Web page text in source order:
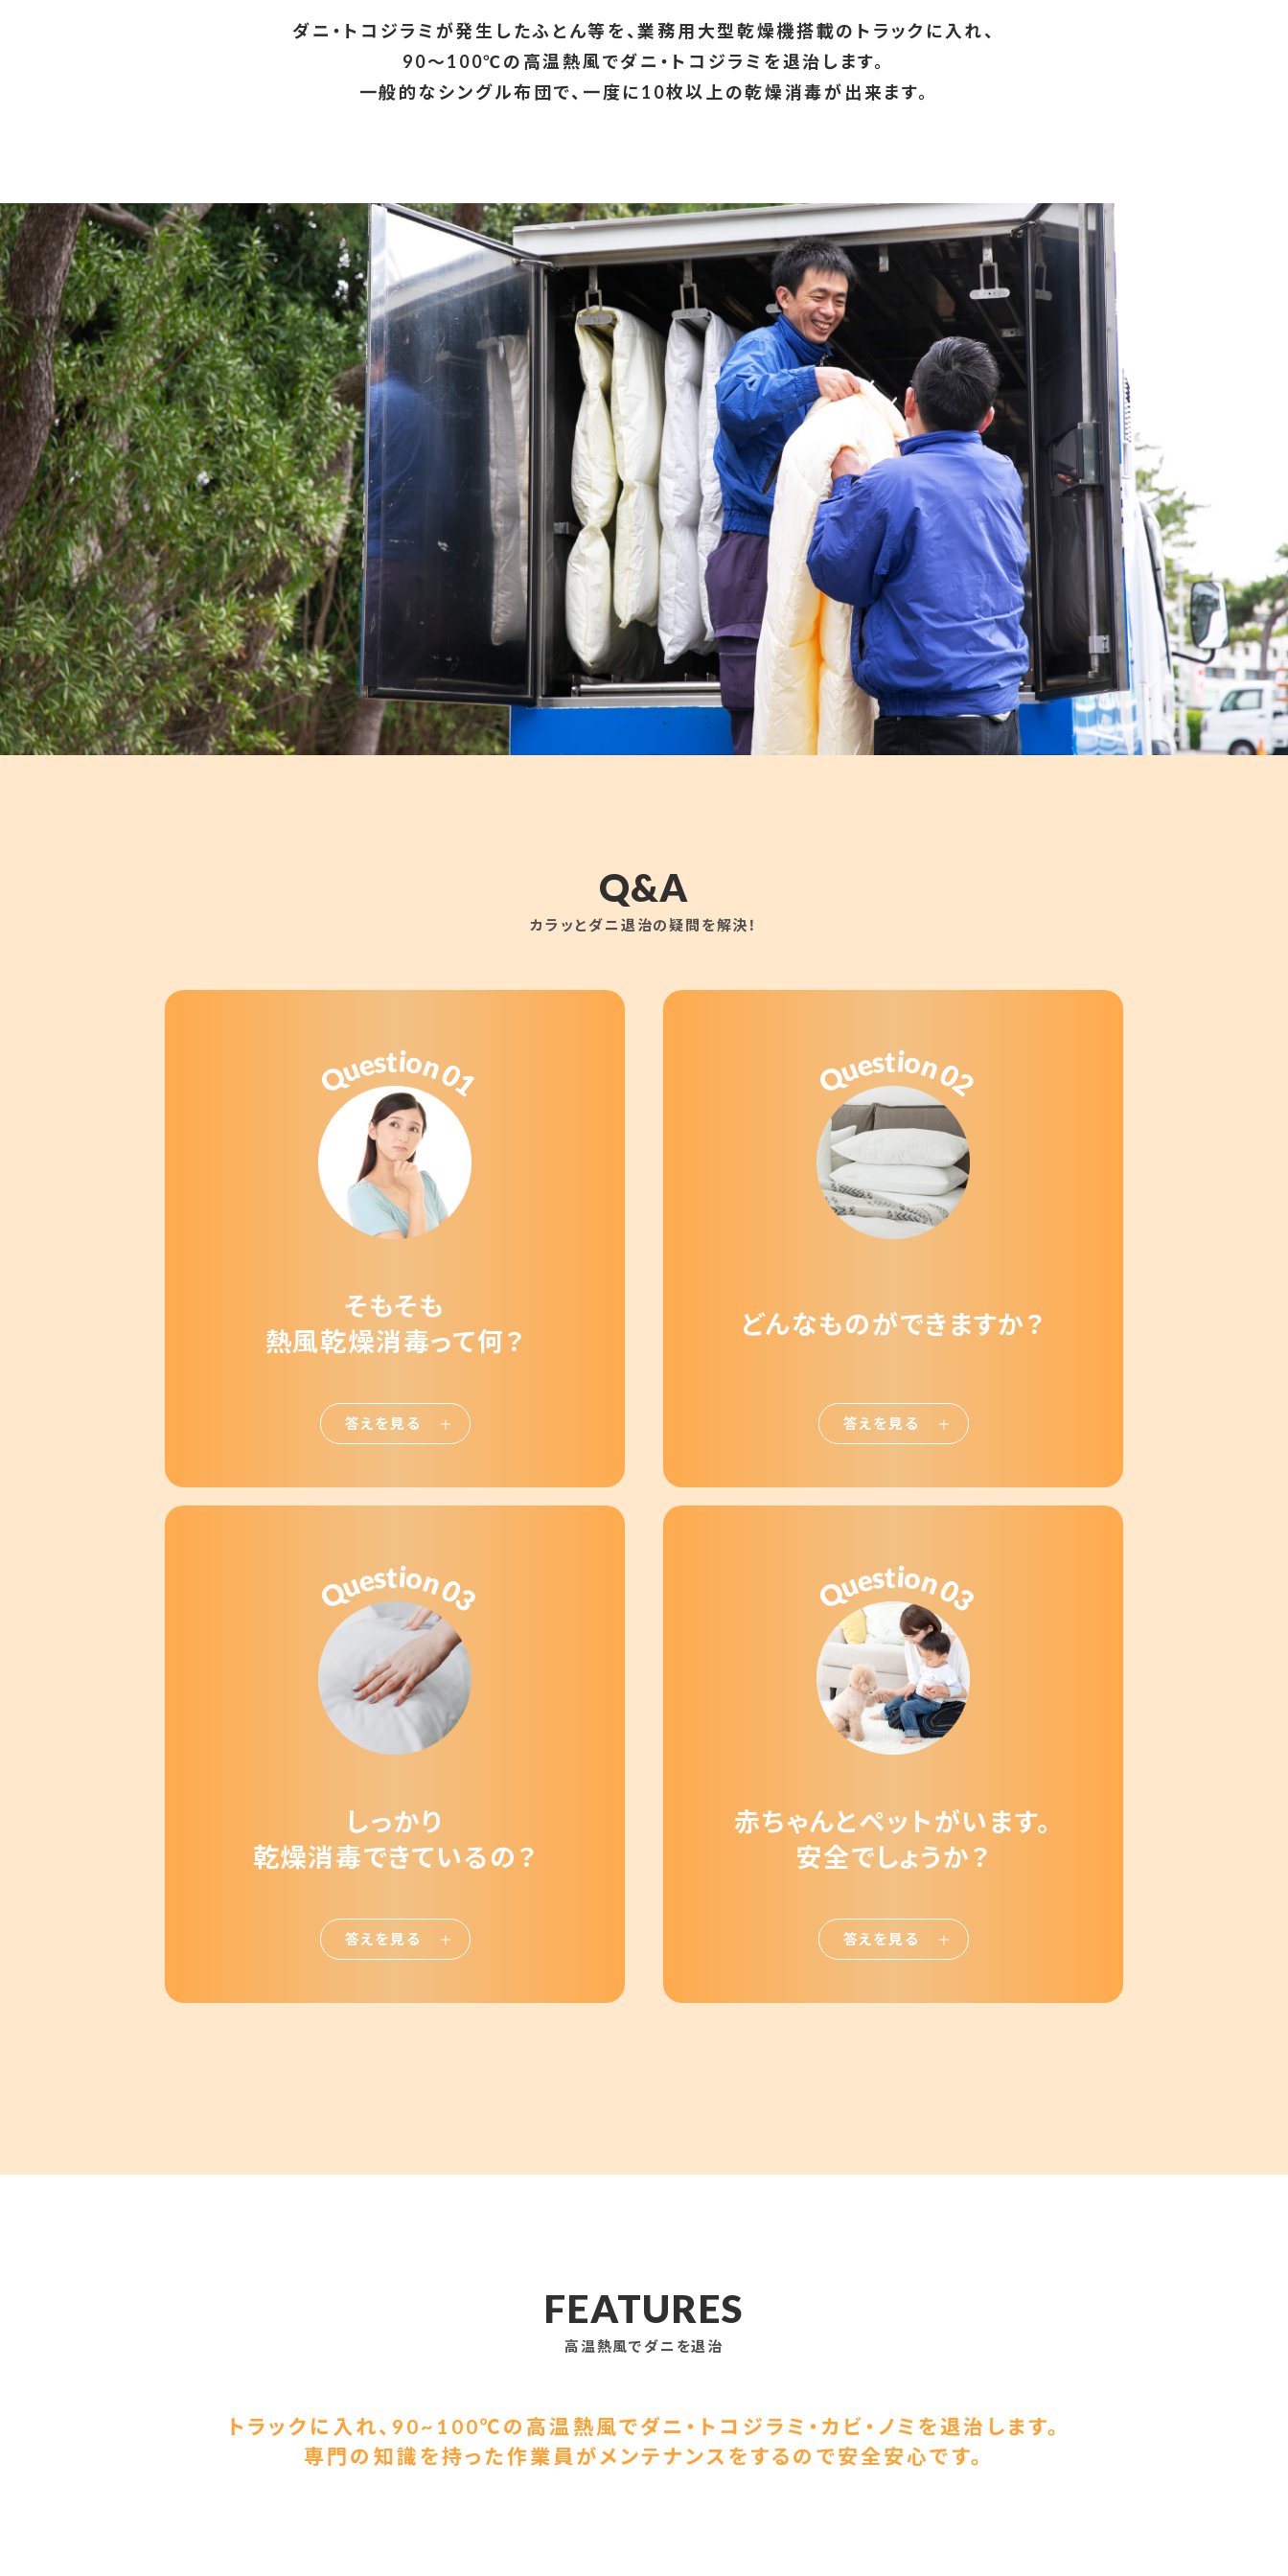
ダニ・トコジラミが発生したふとん等を、業務用大型乾燥機搭載のトラックに入れ、
90～100℃の高温熱風でダニ・トコジラミを退治します。
一般的なシングル布団で、一度に10枚以上の乾燥消毒が出来ます。
Q&A
カラッとダニ退治の疑問を解決！
Question0
1
そもそも
熱風乾燥消毒って何？
答えを見る
Question0
2
どんなものができますか？
答えを見る
Question0
3
しっかり
乾燥消毒できているの？
答えを見る
Question0
3
赤ちゃんとペットがいます。
安全でしょうか？
答えを見る
FEATURES
高温熱風でダニを退治
トラックに入れ、90~100℃の高温熱風でダニ・トコジラミ・カビ・ノミを退治します。
専門の知識を持った作業員がメンテナンスをするので安全安心です。